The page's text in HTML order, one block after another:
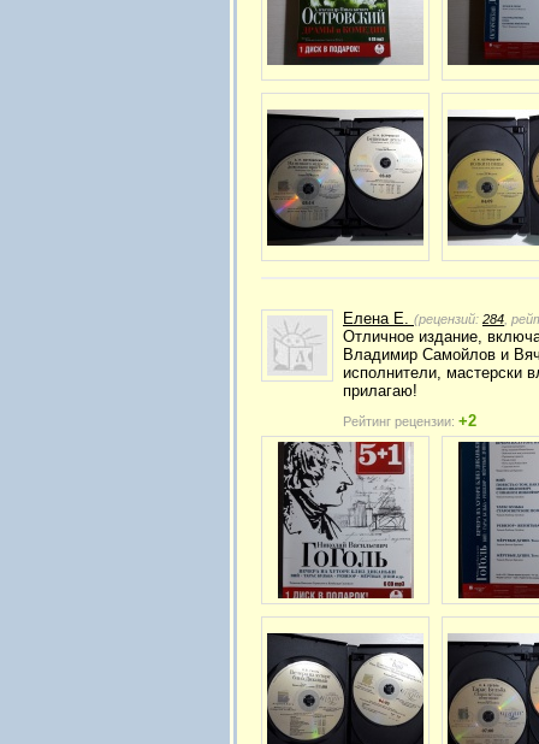
Елена Е. (рецензий: 284 ,
Отличное издание,
Владимир Самойлов и
исполнители, мастерски
прилагаю!
Рейтинг рецензии: +2